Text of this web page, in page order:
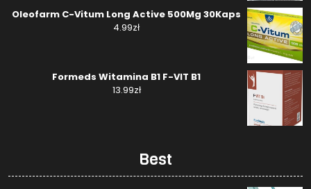
Oleofarm C-Vitum Long Active 500Mg 30Kaps
4.99zł
Formeds Witamina B1 F-VIT B1
13.99zł
Best